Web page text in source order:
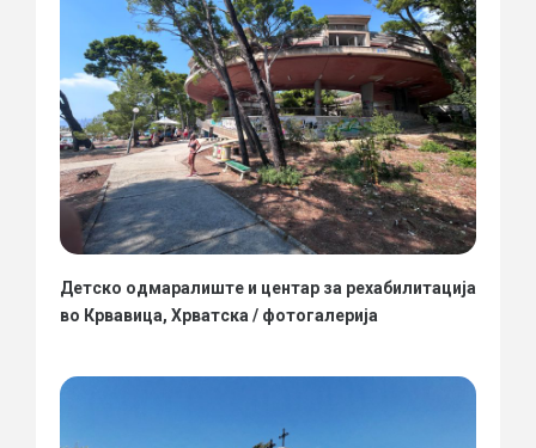
Детско одмаралиште и центар за рехабилитација
во Крвавица, Хрватска / фотогалерија